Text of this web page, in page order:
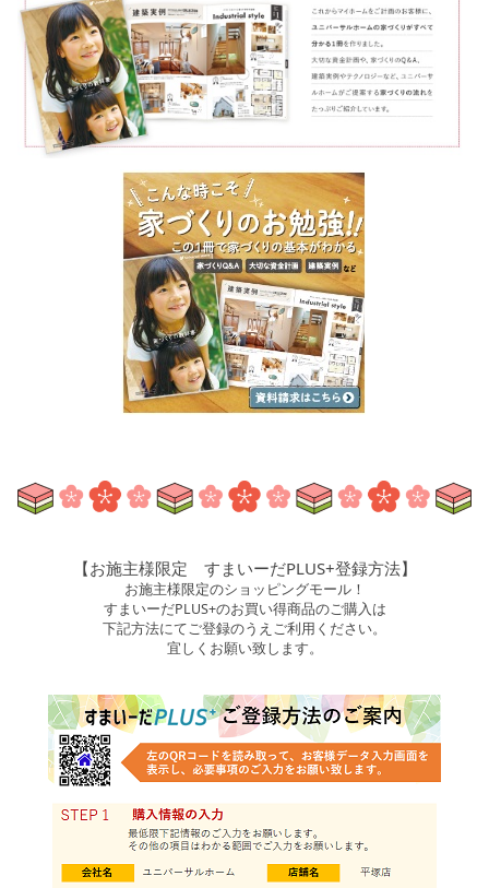
【お施主様限定 すまいーだPLUS+登録方法】
お施主様限定のショッピングモール！
すまいーだPLUS+のお買い得商品のご購入は
下記方法にてご登録のうえご利用ください。
宜しくお願い致します。